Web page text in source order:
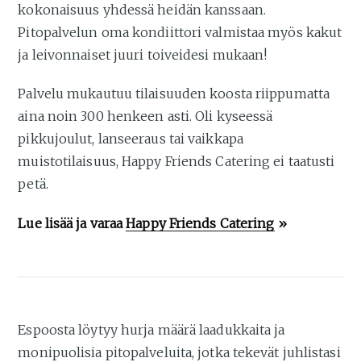
kokonaisuus yhdessä heidän kanssaan.
Pitopalvelun oma kondiittori valmistaa myös kakut
ja leivonnaiset juuri toiveidesi mukaan!
Palvelu mukautuu tilaisuuden koosta riippumatta
aina noin 300 henkeen asti. Oli kyseessä
pikkujoulut, lanseeraus tai vaikkapa
muistotilaisuus, Happy Friends Catering ei taatusti
petä.
Lue lisää ja varaaHappy Friends Catering »
Espoosta löytyy hurja määrä laadukkaita ja
monipuolisia pitopalveluita, jotka tekevät juhlistasi